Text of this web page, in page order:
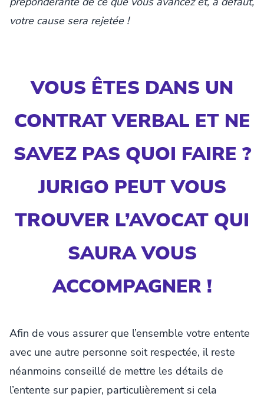
votre cause sera rejetée !
VOUS ÊTES DANS UN
CONTRAT VERBAL ET NE
SAVEZ PAS QUOI FAIRE ?
JURIGO PEUT VOUS
TROUVER L’AVOCAT QUI
SAURA VOUS
ACCOMPAGNER !
Afin de vous assurer que l’ensemble votre entente
avec une autre personne soit respectée, il reste
néanmoins conseillé de mettre les détails de
l’entente sur papier, particulièrement si cela